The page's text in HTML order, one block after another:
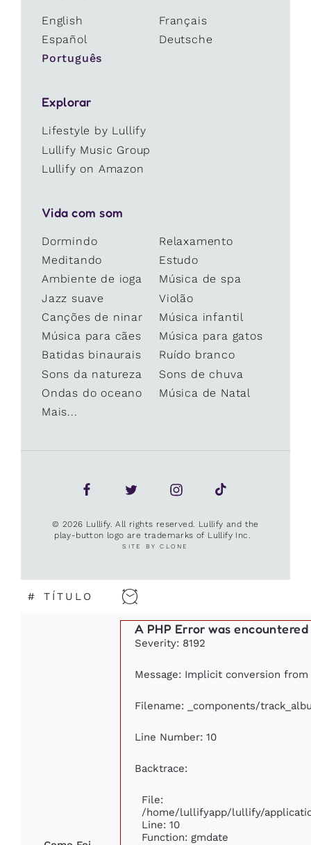
English
Français
Español
Deutsche
Português
Explorar
Lifestyle by Lullify
Lullify Music Group
Lullify on Amazon
Vida com som
Dormindo
Relaxamento
Meditando
Estudo
Ambiente de ioga
Música de spa
Jazz suave
Violão
Canções de ninar
Música infantil
Música para cães
Música para gatos
Batidas binaurais
Ruído branco
Sons da natureza
Sons de chuva
Ondas do oceano
Música de Natal
Mais...
© 2026 Lullify. All rights reserved. Lullify and the
play-button logo are trademarks of Lullify Inc.
SITE BY CLONE
# TÍTULO
A PHP Error was encountered
Severity: 8192
Message: Implicit conversion
Filename: _components/
Line Number: 10
Backtrace:
File:
/home/lullifyapp/lullify/
Line: 10
Function: gmdate